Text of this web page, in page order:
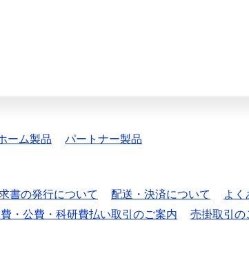
ーム製品 パートナー製品
書の発行について 配送・決済について
よく
・公費・科研費払い取引のご案内 売掛取引の